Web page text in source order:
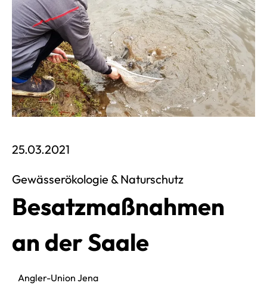
25.03.2021
Gewässerökologie & Naturschutz
Besatzmaßnahmen
an der Saale
Angler-Union Jena